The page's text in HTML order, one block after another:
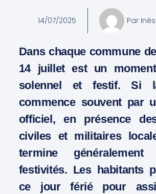
14/07/2025 Par
Dans chaque commune
14 juillet est un
solennel et festif. Si
commence souvent par
officiel, en présence
civiles et militaires
termine
festivités. Les habitants
ce jour férié pour